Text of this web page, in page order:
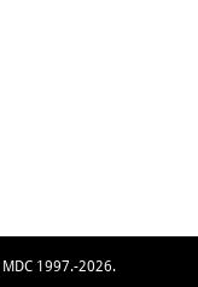
1997.-2026.